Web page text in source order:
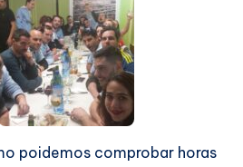
poidemos comprobar horas